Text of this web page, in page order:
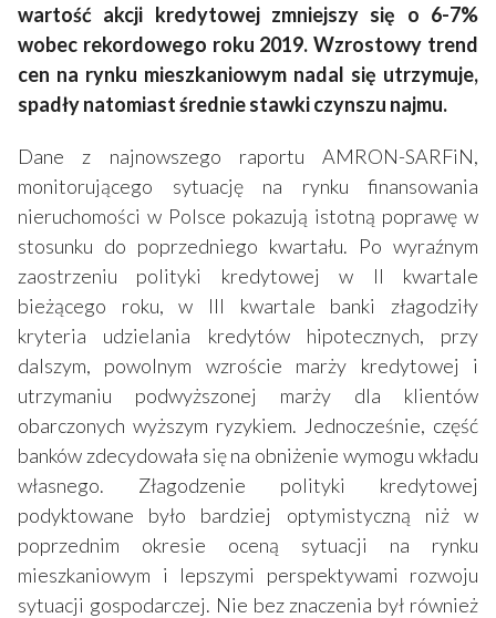
wartość akcji kredytowej zmniejszy się o 6-7%
wobec rekordowego roku 2019. Wzrostowy trend
cen na rynku mieszkaniowym nadal się utrzymuje,
spadły natomiast średnie stawki czynszu najmu.
Dane z najnowszego raportu AMRON-SARFiN,
monitorującego sytuację na rynku finansowania
nieruchomości w Polsce pokazują istotną poprawę w
stosunku do poprzedniego kwartału. Po wyraźnym
zaostrzeniu polityki kredytowej w II kwartale
bieżącego roku, w III kwartale banki złagodziły
kryteria udzielania kredytów hipotecznych, przy
dalszym, powolnym wzroście marży kredytowej i
utrzymaniu podwyższonej marży dla klientów
obarczonych wyższym ryzykiem. Jednocześnie, część
banków zdecydowała się na obniżenie wymogu wkładu
własnego. Złagodzenie polityki kredytowej
podyktowane było bardziej optymistyczną niż w
poprzednim okresie oceną sytuacji na rynku
mieszkaniowym i lepszymi perspektywami rozwoju
sytuacji gospodarczej. Nie bez znaczenia był również